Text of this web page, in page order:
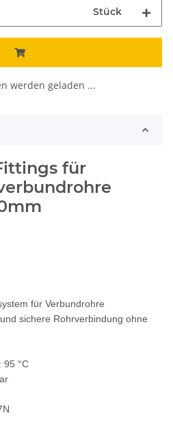
Stück
werden geladen ...
für
für Verbundrohre
sichere Rohrverbindung ohne
95 °C